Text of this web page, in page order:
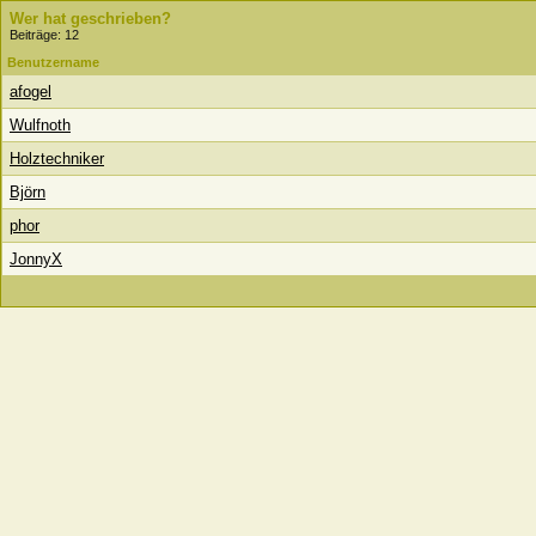
Wer hat geschrieben?
Beiträge: 12
Benutzername
afogel
Wulfnoth
Holztechniker
Björn
phor
JonnyX